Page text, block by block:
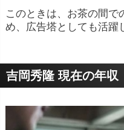
このときは、お茶の間で
め、広告塔としても活躍
吉岡秀隆 現在の年収